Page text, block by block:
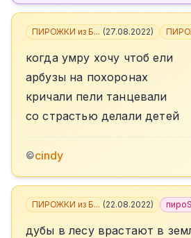
ПИРОЖКИ из Б... (27.08.2022)
когда умру хочу чтоб ели
арбузы на похоронах
кричали пели танцевали
со страстью делали детей
©cindy
ПИРОЖКИ из Б... (22.08.2022)
дубы в лесу врастают в